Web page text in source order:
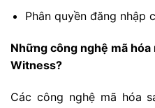
Phân quyền đăng nhập
Những công nghệ mã
Witness?
Các công nghệ mã hóa